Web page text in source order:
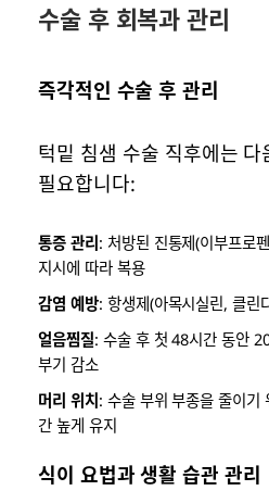
수술 후 회복과 관리
즉각적인 수술 후 관리
턱밑 침샘 수술 직후에는
필요합니다:
통증 관리: 처방된 진통제(이부프로
지시에 따라 복용
감염 예방: 항생제(아목시실린, 클린
얼음찜질: 수술 후 첫 48시간 동안
부기 감소
머리 위치: 수술 부위 부종을 줄이기
간 높게 유지
식이 요법과 생활 습관 관리